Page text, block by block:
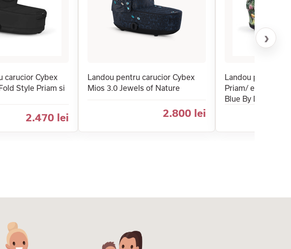
carucior Cybex
Style Priam si
2.470 lei
Landou pentru carucior Cybex
Mios 3.0 Jewels of Nature
2.800 lei
Landou pentru
Priam/ e-Priam
Blue By Dj Khaled
›